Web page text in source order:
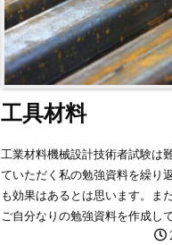
工具材料
工業材料機械設計技術者試験は
ていただく私の勉強資料を繰り
も効果はあるとは思います。ま
ご自分なりの勉強資料を作成し